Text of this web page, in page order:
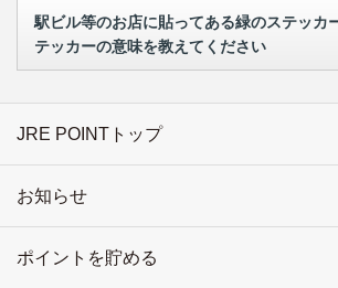
駅ビル等のお店に貼ってある緑のステッカ
テッカーの意味を教えてください
JRE POINTトップ
お知らせ
ポイントを貯める